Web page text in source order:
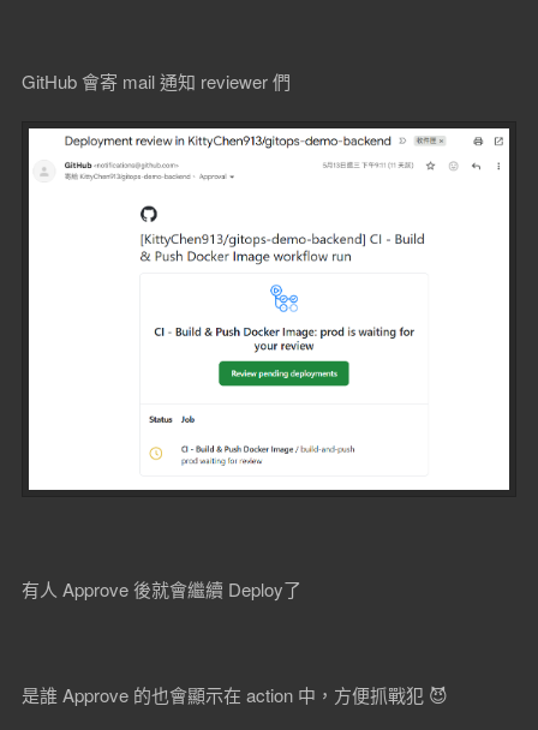
GitHub 會寄 mail 通知 reviewer 們
有人 Approve 後就會繼續 Deploy了
是誰 Approve 的也會顯示在 action 中，方便抓戰犯 😈